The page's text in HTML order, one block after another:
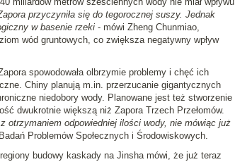
przyczyniła się do tegorocznej suszy. Jednak
w basenie rzeki- mówi Zheng Chunmiao,
wód gruntowych, co zwiększa negatywny wpływ
spowodowała olbrzymie problemy i chęć ich
Chiny planują m.in. przerzucanie gigantycznych
niedobory wody. Planowane jest też stworzenie
dwukrotnie większą niż Zapora Trzech Przełomów.
otrzymaniem odpowiedniej ilości wody, nie mówiąc już
Problemów Społecznych i Środowiskowych.
budowy kaskady na Jinsha mówi, że już teraz